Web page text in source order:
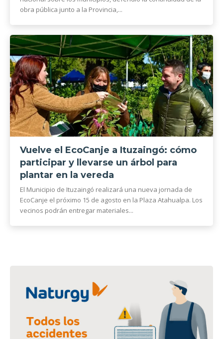
obra pública junto a la Provincia,...
Vuelve el EcoCanje a Ituzaingó: cómo
participar y llevarse un árbol para
plantar en la vereda
El Municipio de Ituzaingó realizará una nueva jornada de
EcoCanje el próximo 15 de agosto en la Plaza Atahualpa. Los
vecinos podrán entregar materiales...